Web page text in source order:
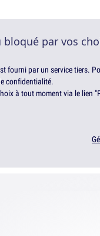
bloqué par vos
fourni par un service tiers.
confidentialité.
à tout moment via le lien